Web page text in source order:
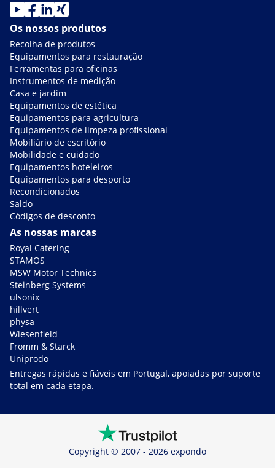
Os nossos produtos
Recolha de produtos
Equipamentos para restauração
Ferramentas para oficinas
Instrumentos de medição
Casa e jardim
Equipamentos de estética
Equipamentos para agricultura
Equipamentos de limpeza profissional
Mobiliário de escritório
Mobilidade e cuidado
Equipamentos hoteleiros
Equipamentos para desporto
Recondicionados
Saldo
Códigos de desconto
As nossas marcas
Royal Catering
STAMOS
MSW Motor Technics
Steinberg Systems
ulsonix
hillvert
physa
Wiesenfield
Fromm & Starck
Uniprodo
Entregas rápidas e fiáveis em Portugal, apoiadas por suporte
total em cada etapa.
Copyright © 2007 - 2026 expondo